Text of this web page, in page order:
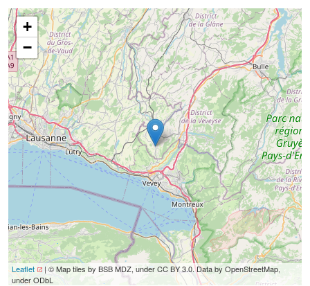
+
−
Leaflet
| © Map tiles by BSB MDZ, under CC BY 3.0. Data by OpenStreetMap,
under ODbL